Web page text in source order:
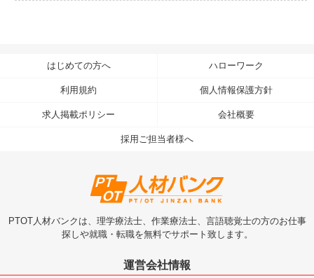
はじめての方へ ハローワーク
利用規約 個人情報保護方針
求人掲載ポリシー 会社概要
採用ご担当者様へ
PTOT人材バンクは、理学療法士、作業療法士、言語聴覚士の方のお仕事
探しや就職・転職を無料でサポート致します。
運営会社情報